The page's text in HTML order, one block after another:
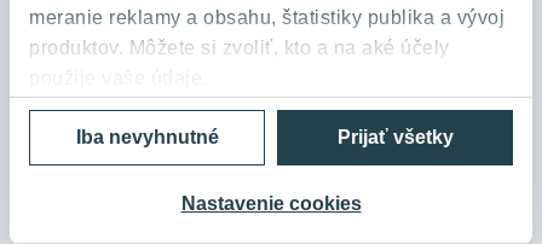
meranie reklamy a obsahu, štatistiky publika a vývoj
produktov. Môžete si zvoliť, kto a na aké účely
Ak to povolíte, chceli by sme tiež:
polohe s presnosťou na niekoľko metrov
Prijať všetky
Nastavenie cookies
Iba nevyhnutné
9x
30+